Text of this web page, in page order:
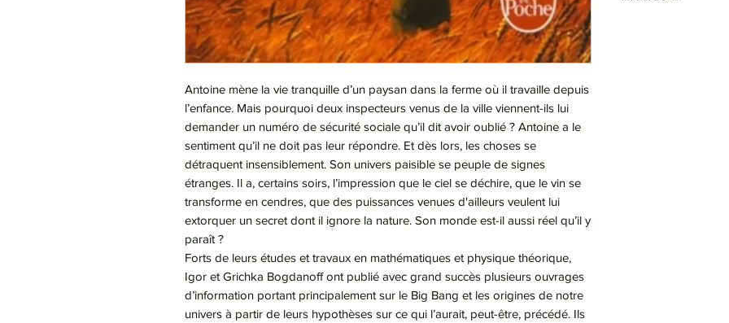
Antoine mène la vie tranquille d’un paysan dans la ferme où il travaille depuis
l’enfance. Mais pourquoi deux inspecteurs venus de la ville viennent-ils lui
demander un numéro de sécurité sociale qu’il dit avoir oublié ? Antoine a le
sentiment qu’il ne doit pas leur répondre. Et dès lors, les choses se
détraquent insensiblement. Son univers paisible se peuple de signes
étranges. Il a, certains soirs, l’impression que le ciel se déchire, que le vin se
transforme en cendres, que des puissances venues d'ailleurs veulent lui
extorquer un secret dont il ignore la nature. Son monde est-il aussi réel qu’il y
paraît ?
Forts de leurs études et travaux en mathématiques et physique théorique,
Igor et Grichka Bogdanoff ont publié avec grand succès plusieurs ouvrages
d’information portant principalement sur le Big Bang et les origines de notre
univers à partir de leurs hypothèses sur ce qui l’aurait, peut-être, précédé. Ils